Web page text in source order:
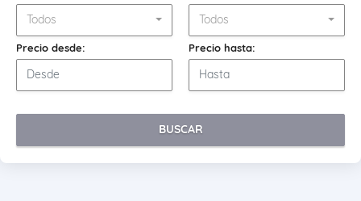
Todos Todos
Precio desde: Precio hasta:
BUSCAR